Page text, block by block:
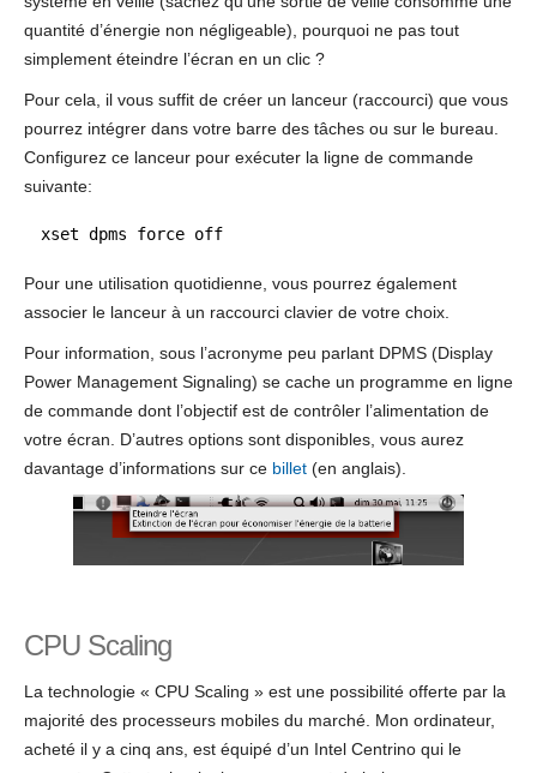
quantité d’énergie non négligeable), pourquoi ne pas tout
simplement éteindre l’écran en un clic ?
Pour cela, il vous suffit de créer un lanceur (raccourci) que vous
pourrez intégrer dans votre barre des tâches ou sur le bureau.
Configurez ce lanceur pour exécuter la ligne de commande
suivante:
xset dpms force off
Pour une utilisation quotidienne, vous pourrez également
associer le lanceur à un raccourci clavier de votre choix.
Pour information, sous l’acronyme peu parlant DPMS (Display
Power Management Signaling) se cache un programme en ligne
de commande dont l’objectif est de contrôler l’alimentation de
votre écran. D’autres options sont disponibles, vous aurez
davantage d’informations sur ce billet (en anglais).
CPU Scaling
La technologie « CPU Scaling » est une possibilité offerte par la
majorité des processeurs mobiles du marché. Mon ordinateur,
acheté il y a cinq ans, est équipé d’un Intel Centrino qui le